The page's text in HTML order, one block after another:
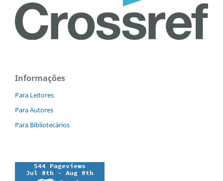
Informações
Para Leitores
Para Autores
Para Bibliotecários